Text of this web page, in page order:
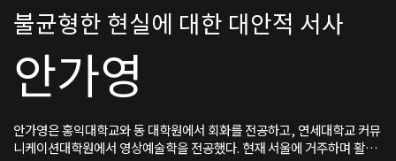
불균형한 현실에 대한 대안적 서사
안가영
안가영은 홍익대학교와 동 대학원에서 회화를 전공하고, 연세대학교 커뮤
니케이션대학원에서 영상예술학을 전공했다. 현재 서울에 거주하며 활동